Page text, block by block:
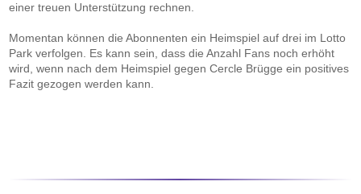
einer treuen Unterstützung rechnen.
Momentan können die Abonnenten ein Heimspiel auf drei im Lotto
Park verfolgen. Es kann sein, dass die Anzahl Fans noch erhöht
wird, wenn nach dem Heimspiel gegen Cercle Brügge ein positives
Fazit gezogen werden kann.